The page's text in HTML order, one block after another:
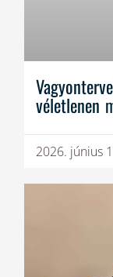
véletlenen
2026. június